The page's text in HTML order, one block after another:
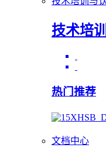
技术培
热门推荐
文档中心